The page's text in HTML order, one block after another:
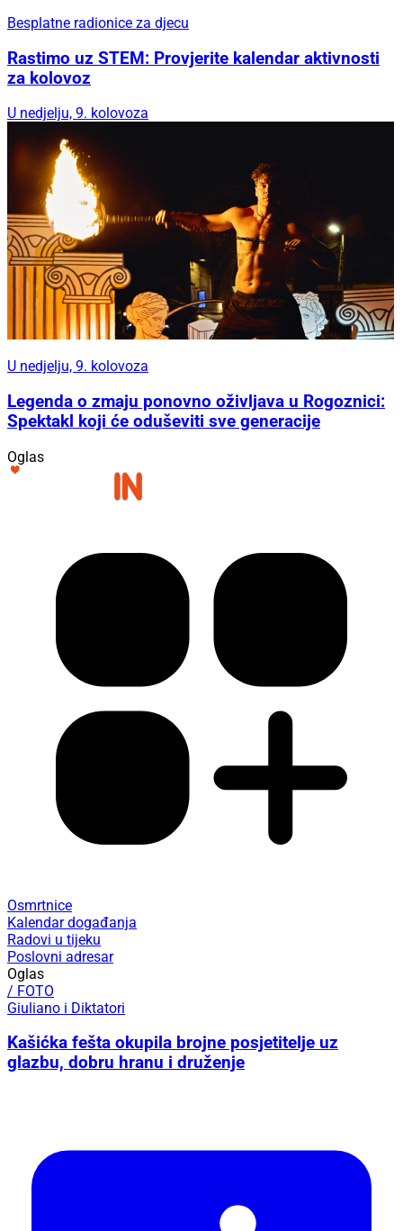
Besplatne radionice za djecu
Rastimo uz STEM: Provjerite kalendar aktivnosti
za kolovoz
U nedjelju, 9. kolovoza
U nedjelju, 9. kolovoza
Legenda o zmaju ponovno oživljava u Rogoznici:
Spektakl koji će oduševiti sve generacije
Oglas
Osmrtnice
Kalendar događanja
Radovi u tijeku
Poslovni adresar
Oglas
/ FOTO
Giuliano i Diktatori
Kašićka fešta okupila brojne posjetitelje uz
glazbu, dobru hranu i druženje